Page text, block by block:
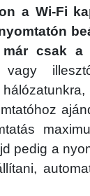
a Wi-Fi
csak a
pedig a